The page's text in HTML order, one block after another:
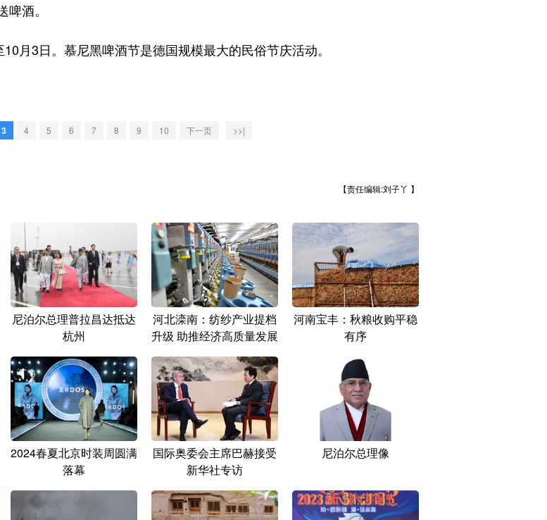
酒。
3日。慕尼黑啤酒节是德国规模最大的民俗节庆活动。
3 4 5 6 7 8 9 10 下一页 >>|
【责任编辑:刘子丫 】
尼泊尔总理普拉昌达抵达
杭州
河北滦南：纺纱产业提档
升级 助推经济高质量发展
河南宝丰：秋粮收购平稳
有序
2024春夏北京时装周圆满
落幕
国际奥委会主席巴赫接受
新华社专访
尼泊尔总理像